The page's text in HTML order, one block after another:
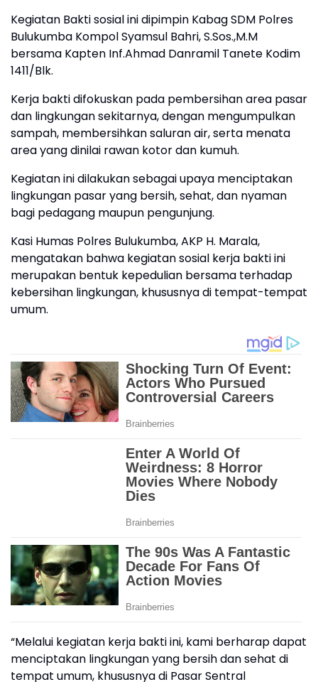
Kegiatan Bakti sosial ini dipimpin Kabag SDM Polres
Bulukumba Kompol Syamsul Bahri, S.Sos.,M.M
bersama Kapten Inf.Ahmad Danramil Tanete Kodim
1411/Blk.
Kerja bakti difokuskan pada pembersihan area pasar
dan lingkungan sekitarnya, dengan mengumpulkan
sampah, membersihkan saluran air, serta menata
area yang dinilai rawan kotor dan kumuh.
Kegiatan ini dilakukan sebagai upaya menciptakan
lingkungan pasar yang bersih, sehat, dan nyaman
bagi pedagang maupun pengunjung.
Kasi Humas Polres Bulukumba, AKP H. Marala,
mengatakan bahwa kegiatan sosial kerja bakti ini
merupakan bentuk kepedulian bersama terhadap
kebersihan lingkungan, khususnya di tempat-tempat
umum.
“Melalui kegiatan kerja bakti ini, kami berharap dapat
menciptakan lingkungan yang bersih dan sehat di
tempat umum, khususnya di Pasar Sentral